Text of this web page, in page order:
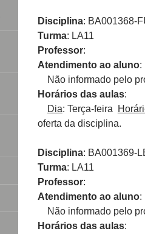
Disciplina: BA001368-
Turma: LA11
Professor:
Atendimento ao aluno:
Não informado pelo
Horários das aulas:
Dia: Terça-feira
oferta da disciplina.
Disciplina: BA001369-
Turma: LA11
Professor:
Atendimento ao aluno:
Não informado pelo
Horários das aulas: